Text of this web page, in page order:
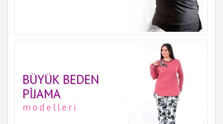
BÜYÜK BEDEN
PIJAMA
modelleri